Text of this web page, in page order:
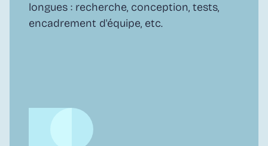
longues : recherche, conception, tests,
encadrement d'équipe, etc.